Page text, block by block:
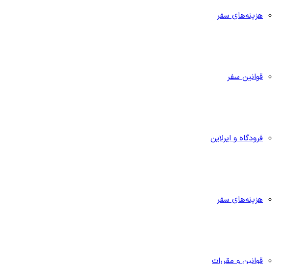
هزینه‌های سفر
قوانین سفر
فرودگاه و ایرلاین
هزینه‌های سفر
قوانین و مقررات